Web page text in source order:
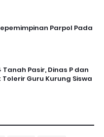
Parpol Pada
Tanah Pasir, Dinas P dan
Guru Kurung Siswa